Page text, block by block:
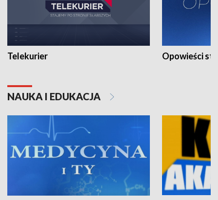
Telekurier Opowieści
NAUKA I EDUKACJA